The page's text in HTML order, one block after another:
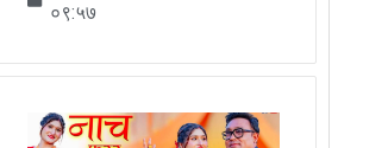
०९:५७